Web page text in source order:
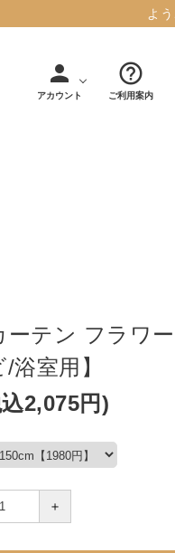
よ
person
アカウント
help_outline
ご利用案内
10,728円(税込
詳しく見る
ーテン フラワ
浴室用】
2,075円)
＋